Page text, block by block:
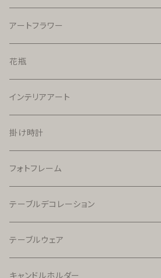
アートフラワー
花瓶
インテリアアート
掛け時計
フォトフレーム
テーブルデコレーション
テーブルウェア
キャンドルホルダー